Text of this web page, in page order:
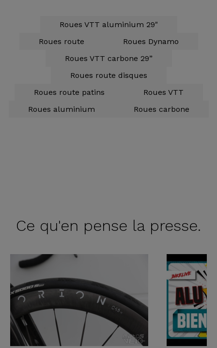
Roues VTT aluminium 29"
Roues route
Roues Dynamo
Roues VTT carbone 29”
Roues route disques
Roues route patins
Roues VTT
Roues aluminium
Roues carbone
Ce qu'en pense la presse.